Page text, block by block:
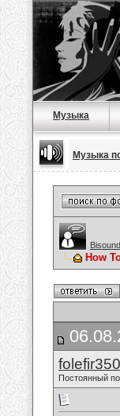
Музыка
Музыка
How
folefir350
Постоянный